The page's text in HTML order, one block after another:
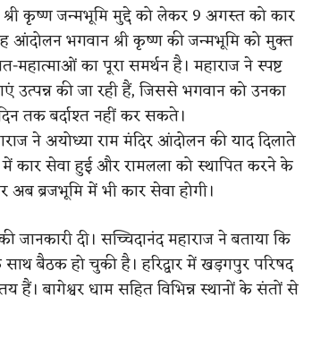
श्री कृष्ण जन्मभूमि मुद्दे को लेकर 9 अगस्त को कार
आंदोलन भगवान श्री कृष्ण की जन्मभूमि को मुक्त
का पूरा समर्थन है। महाराज ने स्पष्ट
उत्पन्न की जा रही हैं, जिससे भगवान को उनका
तक बर्दाश्त नहीं कर सकते।
ने अयोध्या राम मंदिर आंदोलन की याद दिलाते
कार सेवा हुई और रामलला को स्थापित करने के
अब ब्रजभूमि में भी कार सेवा होगी।
दी। सच्चिदानंद महाराज ने बताया कि
बैठक हो चुकी है। हरिद्वार में खड़गपुर परिषद
बागेश्वर धाम सहित विभिन्न स्थानों के संतों से